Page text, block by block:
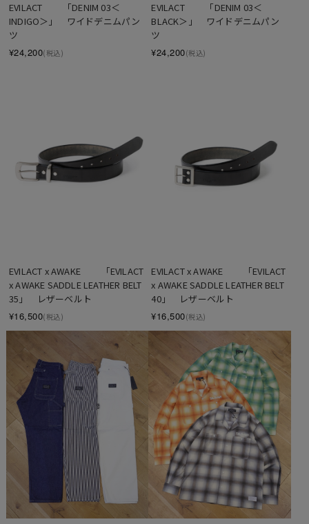
EVILACT 　　「DENIM 03＜
INDIGO＞」　ワイドデニムパン
ツ
¥24,200(税込)
EVILACT 　　「DENIM 03＜
BLACK＞」　ワイドデニムパン
ツ
¥24,200(税込)
EVILACT x AWAKE 　　「EVILACT
x AWAKE SADDLE LEATHER BELT
35」　レザーベルト
¥16,500(税込)
EVILACT x AWAKE 　　「EVILACT
x AWAKE SADDLE LEATHER BELT
40」　レザーベルト
¥16,500(税込)